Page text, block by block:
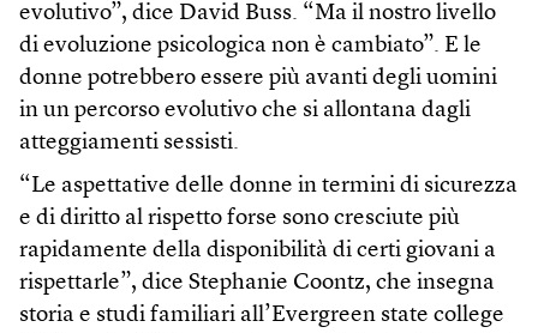
evolutivo”, dice David Buss. “Ma il nostro livello
di evoluzione psicologica non è cambiato”. E le
donne potrebbero essere più avanti degli uomini
in un percorso evolutivo che si allontana dagli
atteggiamenti sessisti.
“Le aspettative delle donne in termini di sicurezza
e di diritto al rispetto forse sono cresciute più
rapidamente della disponibilità di certi giovani a
rispettarle”, dice Stephanie Coontz, che insegna
storia e studi familiari all’Evergreen state college